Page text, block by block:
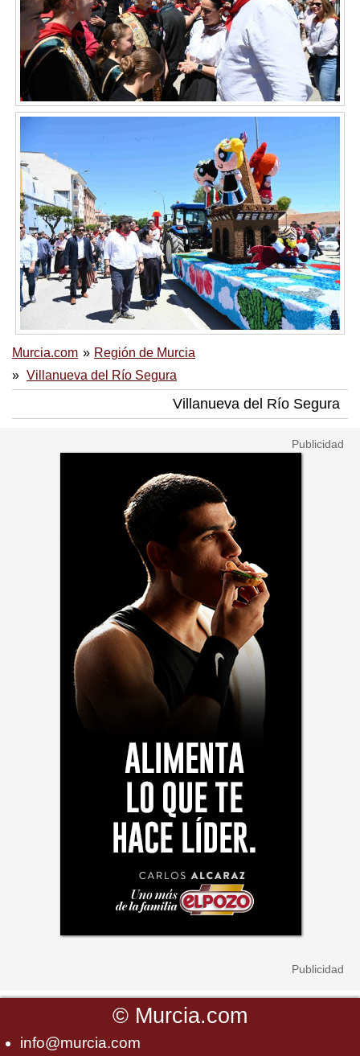
Murcia.com
Región de Murcia
Villanueva del Río Segura
Villanueva del Río Segura
© Murcia.com
info@murcia.com